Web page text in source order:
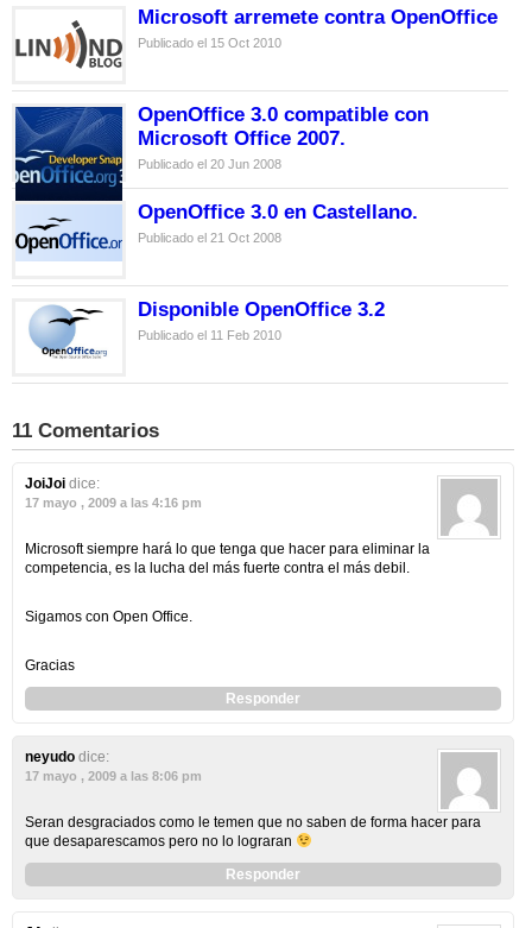
Microsoft arremete contra OpenOffice
Publicado el 15 Oct 2010
OpenOffice 3.0 compatible con
Microsoft Office 2007.
Publicado el 20 Jun 2008
OpenOffice 3.0 en Castellano.
Publicado el 21 Oct 2008
Disponible OpenOffice 3.2
Publicado el 11 Feb 2010
11 Comentarios
JoiJoi dice:
17 mayo , 2009 a las 4:16 pm
Microsoft siempre hará lo que tenga que hacer para eliminar la
competencia, es la lucha del más fuerte contra el más debil.
Sigamos con Open Office.
Gracias
Responder
neyudo dice:
17 mayo , 2009 a las 8:06 pm
Seran desgraciados como le temen que no saben de forma hacer para
que desaparescamos pero no lo lograran
Responder